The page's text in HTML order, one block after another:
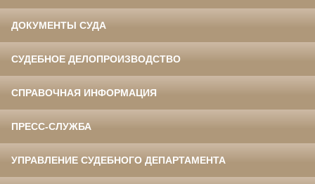
ДОКУМЕНТЫ СУДА
СУДЕБНОЕ ДЕЛОПРОИЗВОДСТВО
СПРАВОЧНАЯ ИНФОРМАЦИЯ
ПРЕСС-СЛУЖБА
УПРАВЛЕНИЕ СУДЕБНОГО ДЕПАРТАМЕНТА